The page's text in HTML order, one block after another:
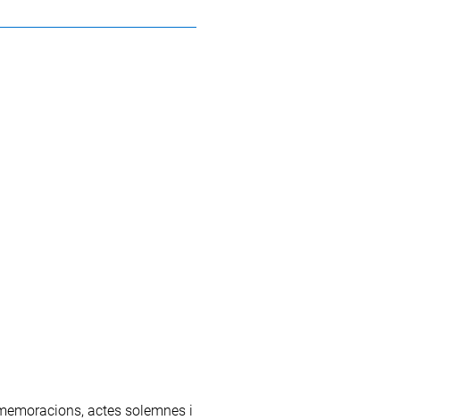
actes solemnes i